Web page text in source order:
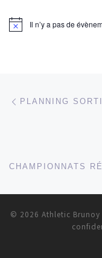
Il n’y a pas de
Parcourir
PLANNING
© 2026 Athletic Brunoy